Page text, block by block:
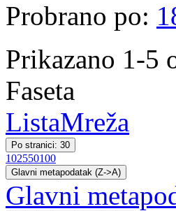
Probrano po:
Prikazano 1-5
Faseta
ListaMreža
Po stranici: 30
102550100
Glavni metapodatak (Z->A)
Glavni